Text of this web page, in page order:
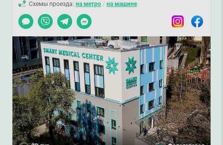
Схемы проезда: на метро / на машине
Чат
Viber TelegramMessenger InstagramFacebook